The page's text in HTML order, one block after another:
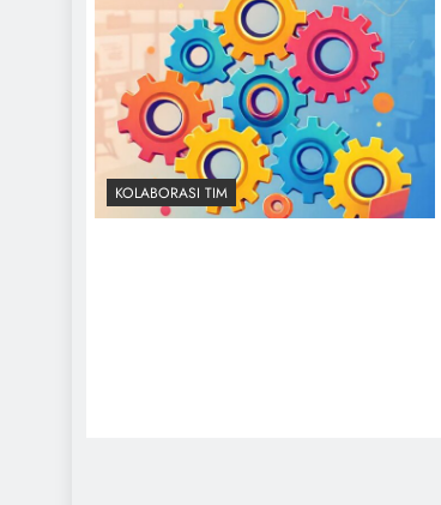
KOLABORASI TIM